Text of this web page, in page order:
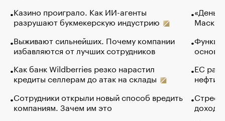
Казино проиграло. Как ИИ-агенты
разрушают букмекерскую индустрию
Выживают сильнейших. Почему компании
избавляются от лучших сотрудников
Как банк Wildberries резко нарастил
кредиты селлерам до атак на склады
Сотрудники открыли новый способ вредить
компаниям. Зачем им это
Маск в
основ
ЕС
нефти